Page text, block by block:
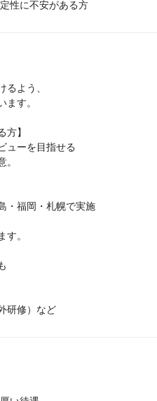
性に不安がある方
るよう、
ます。
方】
ューを目指せる
・福岡・札幌で実施
す。
研修）など